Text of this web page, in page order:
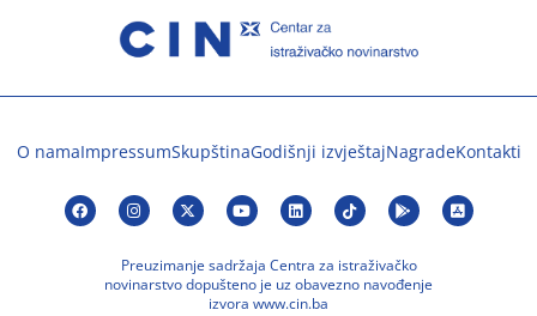
O namaImpressumSkupštinaGodišnji izvještajNagradeKontakti
Preuzimanje sadržaja Centra za istraživačko
novinarstvo dopušteno je uz obavezno navođenje
izvora www.cin.ba